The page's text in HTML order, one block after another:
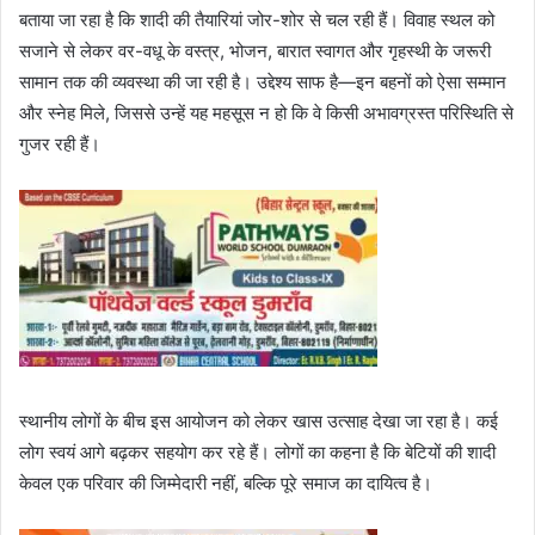
बताया जा रहा है कि शादी की तैयारियां जोर-शोर से चल रही हैं। विवाह स्थल को
सजाने से लेकर वर-वधू के वस्त्र, भोजन, बारात स्वागत और गृहस्थी के जरूरी
सामान तक की व्यवस्था की जा रही है। उद्देश्य साफ है—इन बहनों को ऐसा सम्मान
और स्नेह मिले, जिससे उन्हें यह महसूस न हो कि वे किसी अभावग्रस्त परिस्थिति से
गुजर रही हैं।
स्थानीय लोगों के बीच इस आयोजन को लेकर खास उत्साह देखा जा रहा है। कई
लोग स्वयं आगे बढ़कर सहयोग कर रहे हैं। लोगों का कहना है कि बेटियों की शादी
केवल एक परिवार की जिम्मेदारी नहीं, बल्कि पूरे समाज का दायित्व है।